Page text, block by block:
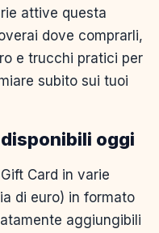
attive questa
dove comprarli,
e trucchi pratici per
subito sui tuoi
oggi
Card in varie
di euro) in formato
aggiungibili